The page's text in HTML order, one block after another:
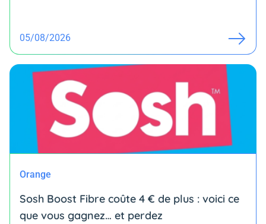
05/08/2026
Orange
Sosh Boost Fibre coûte 4 € de plus : voici ce
que vous gagnez… et perdez